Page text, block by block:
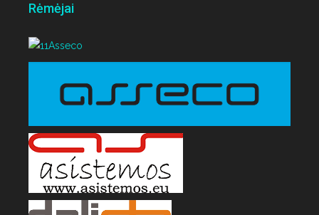
Rėmėjai